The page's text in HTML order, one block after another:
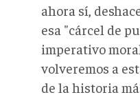
ahora sí,
esa "cárcel de
imperativo
volveremos a
de la historia